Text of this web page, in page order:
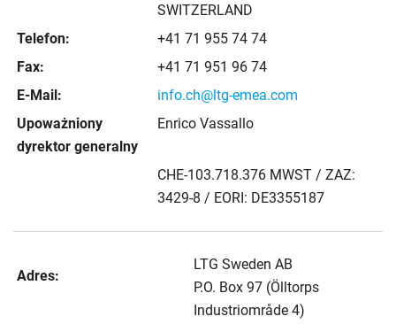
SWITZERLAND
Telefon:
+41 71 955 74 74
Fax:
+41 71 951 96 74
E-Mail:
info.ch@ltg-emea.com
Upoważniony
dyrektor generalny
Enrico Vassallo
CHE-103.718.376 MWST / ZAZ:
3429-8 / EORI: DE3355187
Adres:
LTG Sweden AB
P.O. Box 97 (Ölltorps
Industriområde 4)